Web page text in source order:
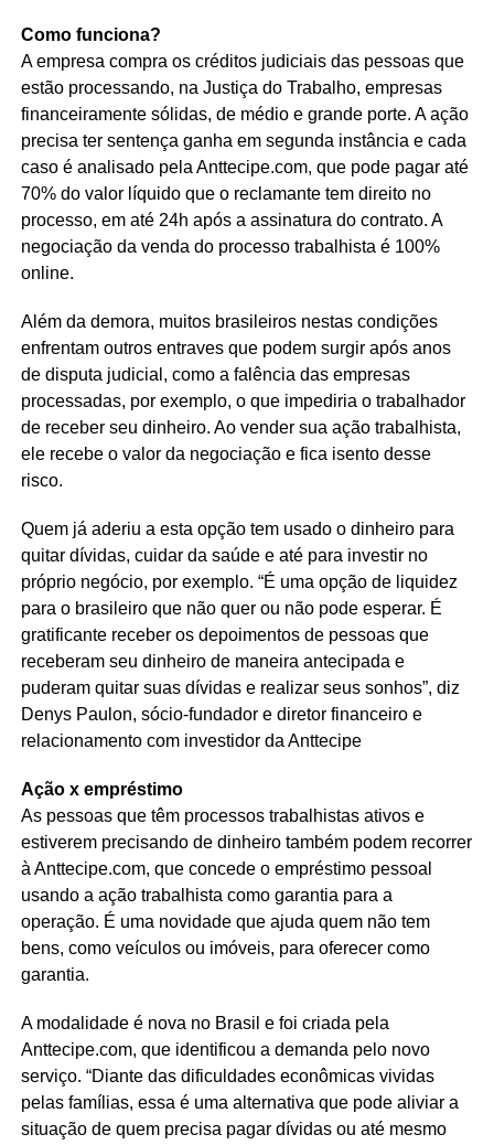
Como funciona?
A empresa compra os créditos judiciais das pessoas que
estão processando, na Justiça do Trabalho, empresas
financeiramente sólidas, de médio e grande porte. A ação
precisa ter sentença ganha em segunda instância e cada
caso é analisado pela Anttecipe.com, que pode pagar até
70% do valor líquido que o reclamante tem direito no
processo, em até 24h após a assinatura do contrato. A
negociação da venda do processo trabalhista é 100%
online.
Além da demora, muitos brasileiros nestas condições
enfrentam outros entraves que podem surgir após anos
de disputa judicial, como a falência das empresas
processadas, por exemplo, o que impediria o trabalhador
de receber seu dinheiro. Ao vender sua ação trabalhista,
ele recebe o valor da negociação e fica isento desse
risco.
Quem já aderiu a esta opção tem usado o dinheiro para
quitar dívidas, cuidar da saúde e até para investir no
próprio negócio, por exemplo. “É uma opção de liquidez
para o brasileiro que não quer ou não pode esperar. É
gratificante receber os depoimentos de pessoas que
receberam seu dinheiro de maneira antecipada e
puderam quitar suas dívidas e realizar seus sonhos”, diz
Denys Paulon, sócio-fundador e diretor financeiro e
relacionamento com investidor da Anttecipe
Ação x empréstimo
As pessoas que têm processos trabalhistas ativos e
estiverem precisando de dinheiro também podem recorrer
à Anttecipe.com, que concede o empréstimo pessoal
usando a ação trabalhista como garantia para a
operação. É uma novidade que ajuda quem não tem
bens, como veículos ou imóveis, para oferecer como
garantia.
A modalidade é nova no Brasil e foi criada pela
Anttecipe.com, que identificou a demanda pelo novo
serviço. “Diante das dificuldades econômicas vividas
pelas famílias, essa é uma alternativa que pode aliviar a
situação de quem precisa pagar dívidas ou até mesmo